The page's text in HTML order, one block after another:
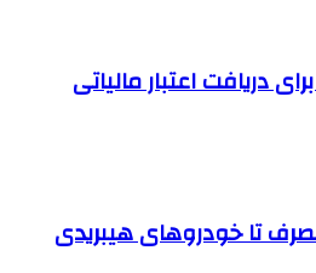
دریافت اعتبار مالیاتی
تا خودروهای هیبریدی